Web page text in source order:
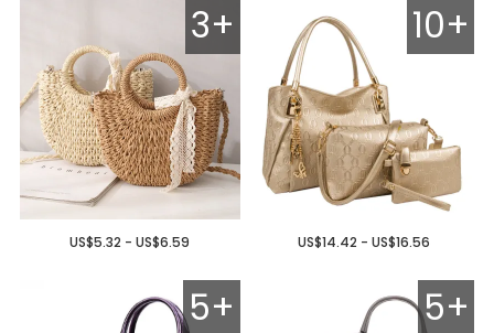
3+
US$5.32 - US$6.59
10+
US$14.42 - US$16.56
5+ 5+